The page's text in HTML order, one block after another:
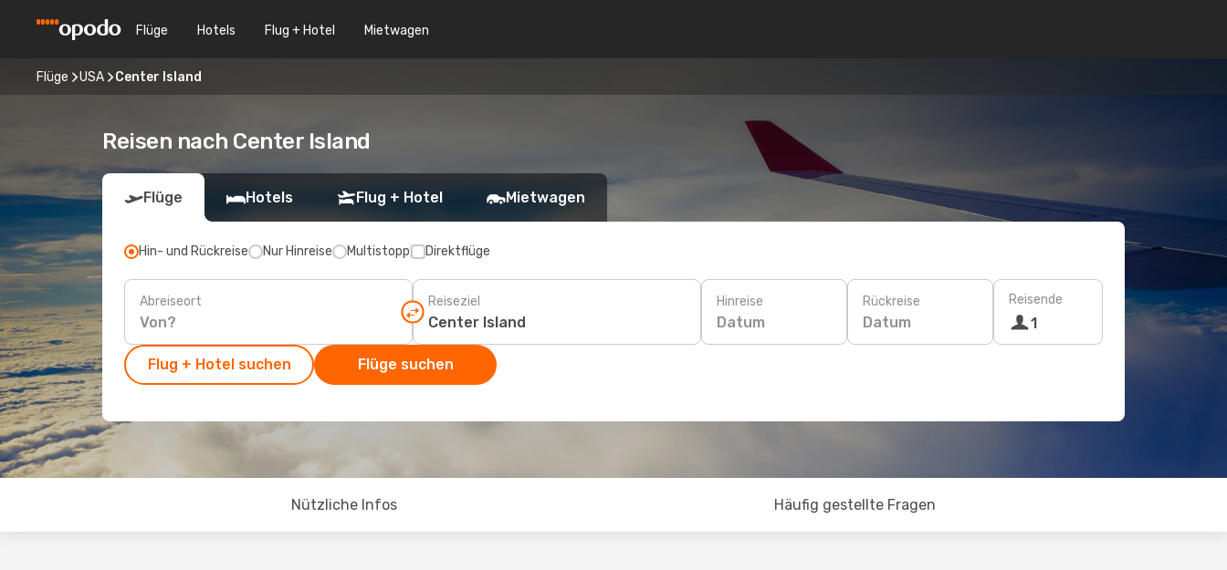
Flüge Hotels Flug + Hotel Mietwagen
Flüge USA Center Island
Reisen nach Center Island
Flüge Hotels Flug + Hotel Mietwagen
Hin- und Rückreise Nur Hinreise Multistopp Direktflüge
Abreiseort Reiseziel Hinreise
Datum
Rückreise
Datum
Reisende
1
Flug + Hotel suchen Flüge suchen
Nützliche Infos Häufig gestellte Fragen